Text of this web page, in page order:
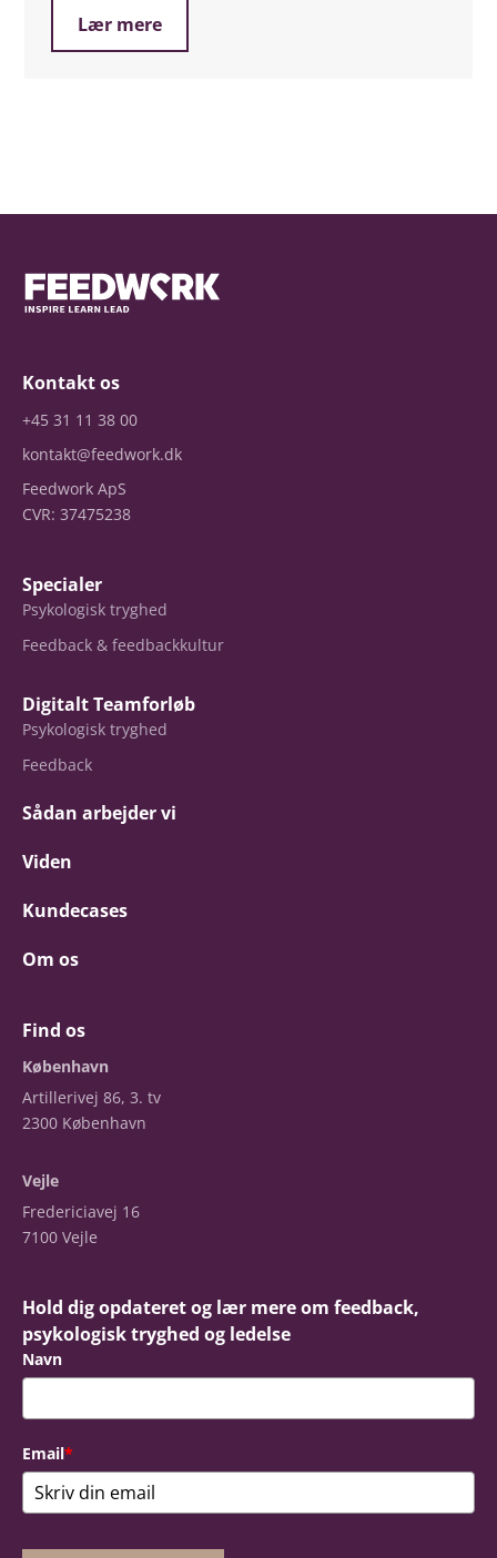
Lær mere
Kontakt os
+45 31 11 38 00
kontakt@feedwork.dk
Feedwork ApS
CVR: 37475238
Specialer
Psykologisk tryghed
Feedback & feedbackkultur
Digitalt Teamforløb
Psykologisk tryghed
Feedback
Sådan arbejder vi
Viden
Kundecases
Om os
Find os
København
Artillerivej 86, 3. tv
2300 København
Vejle
Fredericiavej 16
7100 Vejle
Hold dig opdateret og lær mere om feedback,
psykologisk tryghed og ledelse
Navn
Email*